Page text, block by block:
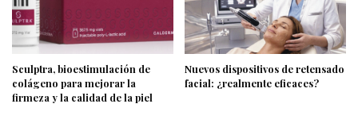
Sculptra, bioestimulación de
colágeno para mejorar la
firmeza y la calidad de la piel
Nuevos dispositivos de retensado
facial: ¿realmente eficaces?